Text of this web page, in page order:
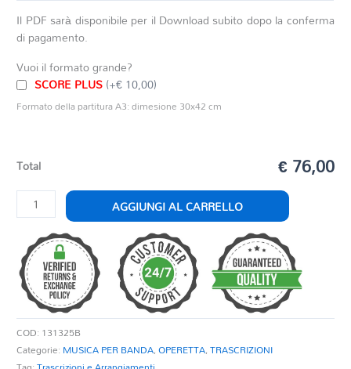
Il PDF sarà disponibile per il Download subito dopo la conferma
di pagamento.
Vuoi il formato grande?
SCORE PLUS(+€ 10,00)
Formato della partitura A3: dimesione 30x42 cm
Total € 76,00
CAN
CAN
quantità
AGGIUNGI AL CARRELLO
COD: 131325B
Categorie: MUSICA PER BANDA,OPERETTA,TRASCRIZIONI